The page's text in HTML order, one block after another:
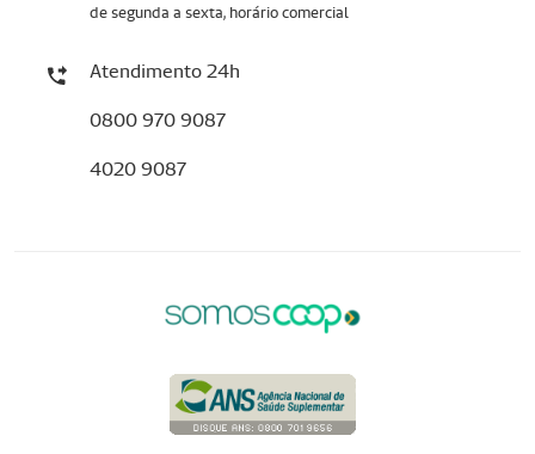
de segunda a sexta, horário comercial
Atendimento 24h
0800 970 9087
4020 9087